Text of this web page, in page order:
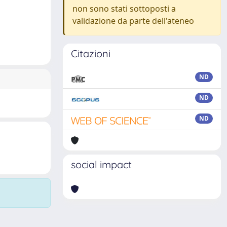
non sono stati sottoposti a
validazione da parte dell'ateneo
Citazioni
ND
ND
ND
social impact